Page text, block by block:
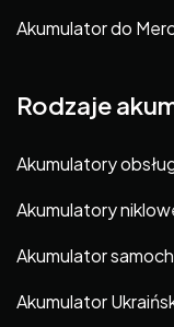
Akumulator do
Rodzaje
Akumulatory
Akumulatory
Akumulator
Akumulator